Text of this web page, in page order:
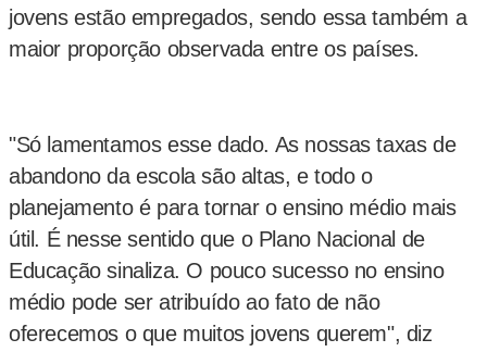
jovens estão empregados, sendo essa também a
maior proporção observada entre os países.
"Só lamentamos esse dado. As nossas taxas de
abandono da escola são altas, e todo o
planejamento é para tornar o ensino médio mais
útil. É nesse sentido que o Plano Nacional de
Educação sinaliza. O pouco sucesso no ensino
médio pode ser atribuído ao fato de não
oferecemos o que muitos jovens querem", diz